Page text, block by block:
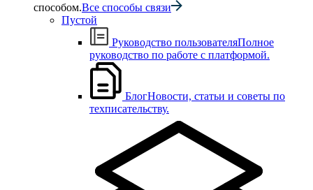
способом.Все способы связи
Пустой
Руководство пользователяПолное
руководство по работе с платформой.
БлогНовости, статьи и советы по
техписательству.